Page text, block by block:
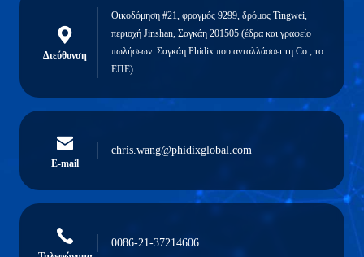
Διεύθυνση
Οικοδόμηση #21, φραγμός 9299, δρόμος Tingwei,
περιοχή Jinshan, Σαγκάη 201505 (έδρα και γραφείο
πωλήσεων: Σαγκάη Phidix που ανταλλάσσει τη Co., το
ΕΠΕ)
E-mail
chris.wang@phidixglobal.com
0086-21-37214606